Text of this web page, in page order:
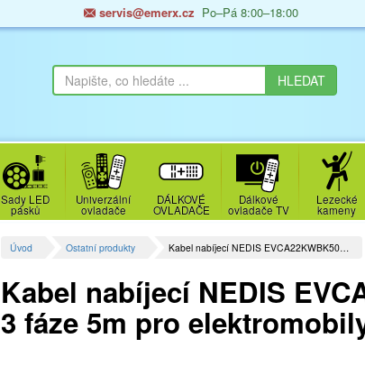
servis@emerx.cz Po–Pá 8:00–18:00
Sady LED
pásků
Univerzální
ovladače
DÁLKOVÉ
OVLADAČE
Dálkové
ovladače TV
Lezecké
kameny
Úvod Ostatní produkty Kabel nabíjecí NEDIS EVCA22KWBK50…
Kabel nabíjecí NEDIS
3 fáze 5m pro